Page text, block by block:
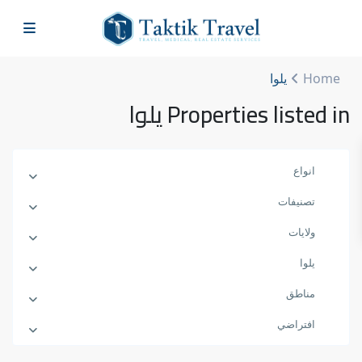
Home يلوا
Properties listed in يلوا
انواع
تصنيفات
ولايات
يلوا
مناطق
افتراضي